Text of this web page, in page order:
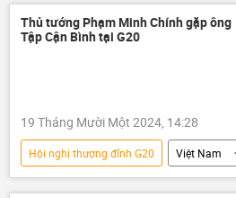
Thế giới
Ảnh
Thủ tướng Phạm Minh Chính gặp ông
Tập Cận Bình tại G20
19 Tháng Mười Một 2024, 14:28
Hội nghị thượng đỉnh G20
Việt Nam
thông tin
Pháp
Hoa Kỳ